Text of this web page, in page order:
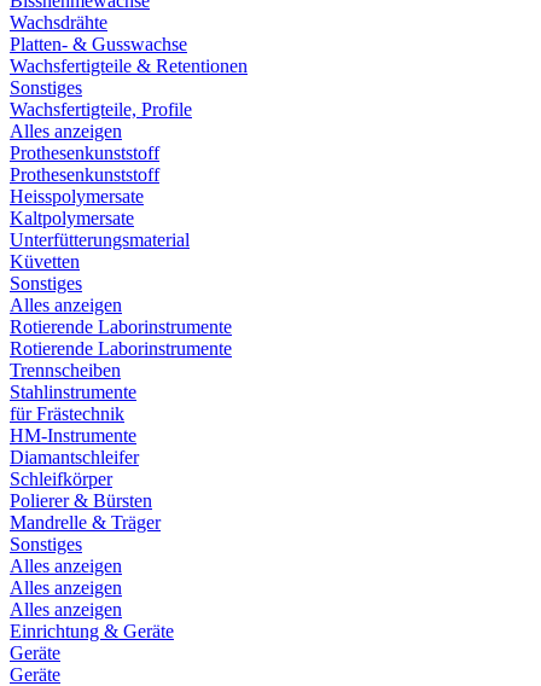
Wachsdrähte
Platten- & Gusswachse
Wachsfertigteile & Retentionen
Sonstiges
Wachsfertigteile, Profile
Alles anzeigen
Prothesenkunststoff
Prothesenkunststoff
Heisspolymersate
Kaltpolymersate
Unterfütterungsmaterial
Küvetten
Sonstiges
Alles anzeigen
Rotierende Laborinstrumente
Rotierende Laborinstrumente
Trennscheiben
Stahlinstrumente
für Frästechnik
HM-Instrumente
Diamantschleifer
Schleifkörper
Polierer & Bürsten
Mandrelle & Träger
Sonstiges
Alles anzeigen
Alles anzeigen
Alles anzeigen
Einrichtung & Geräte
Geräte
Geräte